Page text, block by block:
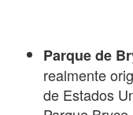
Parque de
realmente
de Estados